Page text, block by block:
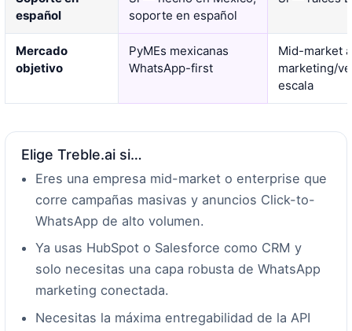
español
soporte en español
Mercado
objetivo
PyMEs mexicanas
WhatsApp-first
Mid-market
marketing/
escala
Elige Treble.ai si…
Eres una empresa mid-market o enterprise que
corre campañas masivas y anuncios Click-to-
WhatsApp de alto volumen.
Ya usas HubSpot o Salesforce como CRM y
solo necesitas una capa robusta de WhatsApp
marketing conectada.
Necesitas la máxima entregabilidad de la API